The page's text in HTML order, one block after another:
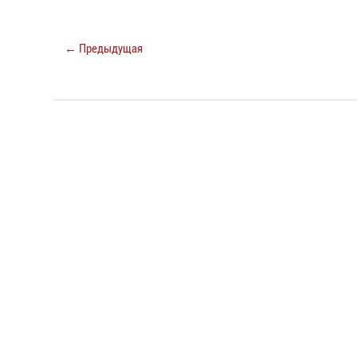
← Предыдущая